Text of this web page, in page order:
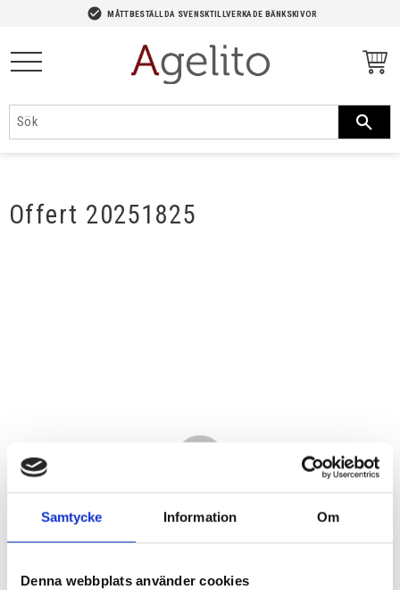
Samtycke Information Om
Denna webbplats använder cookies
check_circle MÅTTBESTÄLLDA SVENSKTILLVERKADE BÄNKSKIVOR
Offert 20251825